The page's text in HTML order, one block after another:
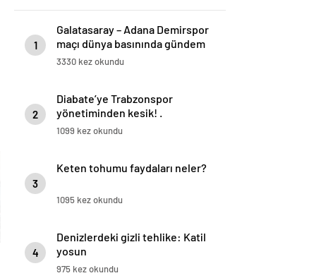
1
Galatasaray – Adana Demirspor
maçı dünya basınında gündem
oldu! ‘Türkiye’de büyük rezalet’
3330 kez okundu
2
Diabate’ye Trabzonspor
yönetiminden kesik! .
1099 kez okundu
3
Keten tohumu faydaları neler?
1095 kez okundu
4
Denizlerdeki gizli tehlike: Katil
yosun
975 kez okundu